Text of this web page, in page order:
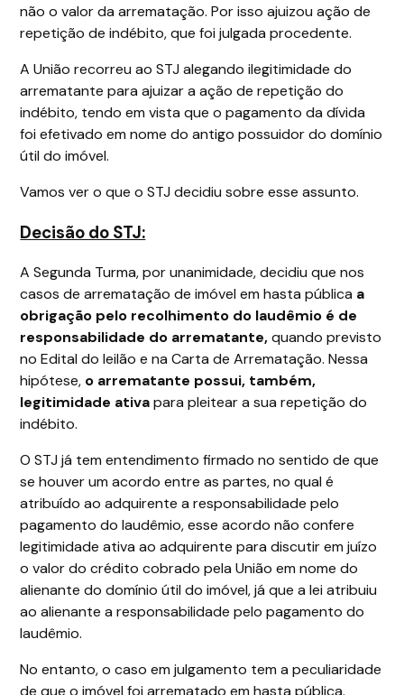
não o valor da arrematação. Por isso ajuizou ação de
repetição de indébito, que foi julgada procedente.
A União recorreu ao STJ alegando ilegitimidade do
arrematante para ajuizar a ação de repetição do
indébito, tendo em vista que o pagamento da dívida
foi efetivado em nome do antigo possuidor do domínio
útil do imóvel.
Vamos ver o que o STJ decidiu sobre esse assunto.
Decisão do STJ:
A Segunda Turma, por unanimidade, decidiu que nos
casos de arrematação de imóvel em hasta pública a
obrigação pelo recolhimento do laudêmio é de
responsabilidade do arrematante,quando previsto
no Edital do leilão e na Carta de Arrematação. Nessa
hipótese, o arrematante possui, também,
legitimidade ativapara pleitear a sua repetição do
indébito.
O STJ já tem entendimento firmado no sentido de que
se houver um acordo entre as partes, no qual é
atribuído ao adquirente a responsabilidade pelo
pagamento do laudêmio, esse acordo não confere
legitimidade ativa ao adquirente para discutir em juízo
o valor do crédito cobrado pela União em nome do
alienante do domínio útil do imóvel, já que a lei atribuiu
ao alienante a responsabilidade pelo pagamento do
laudêmio.
No entanto, o caso em julgamento tem a peculiaridade